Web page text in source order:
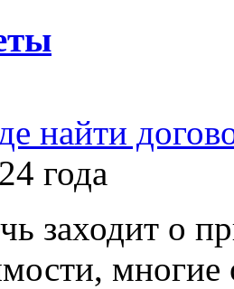
найти
года
заходит о